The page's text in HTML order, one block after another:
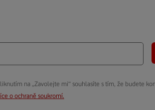
na „Zavolejte mi“ souhlasíte s tím, že budete
o ochraně soukromí.